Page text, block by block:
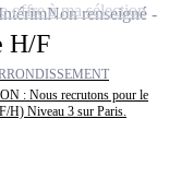
H/F
: Nous recrutons pour le
H) Niveau 3 sur Paris.
Non renseigné
offre à ma sélection